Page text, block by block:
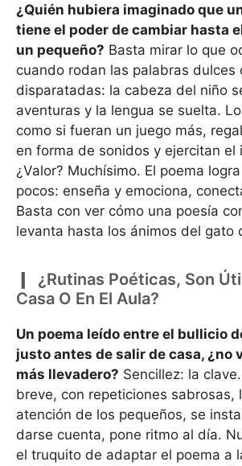
¿Quién hubiera imaginado que
tiene el poder de cambiar hasta
un pequeño? Basta mirar lo que
cuando rodan las palabras dulces
disparatadas: la cabeza del niño
aventuras y la lengua se suelta.
como si fueran un juego más,
en forma de sonidos y ejercitan el
¿Valor? Muchísimo. El poema
pocos: enseña y emociona,
Basta con ver cómo una poesía
levanta hasta los ánimos del gato
¿Rutinas Poéticas, Son
Casa O En El Aula?
Un poema leído entre el bullicio
justo antes de salir de casa, ¿no
más llevadero? Sencillez: la
breve, con repeticiones sabrosas,
atención de los pequeños, se
darse cuenta, pone ritmo al día.
el truquito de adaptar el poema a